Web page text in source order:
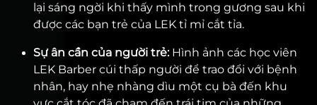
lại sáng ngời khi thấy mình trong gương sau khi
được các bạn trẻ của LEK tỉ mỉ cắt tỉa.
Sự ân cần của người trẻ:Hình ảnh các học viên
LEK Barber cúi thấp người để trao đổi với bệnh
nhân, hay nhẹ nhàng dìu một cụ bà đến khu